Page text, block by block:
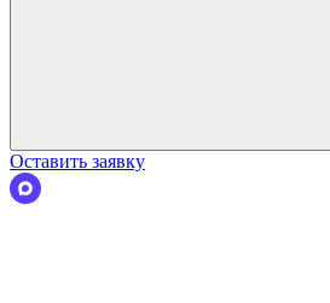
Оставить заявку